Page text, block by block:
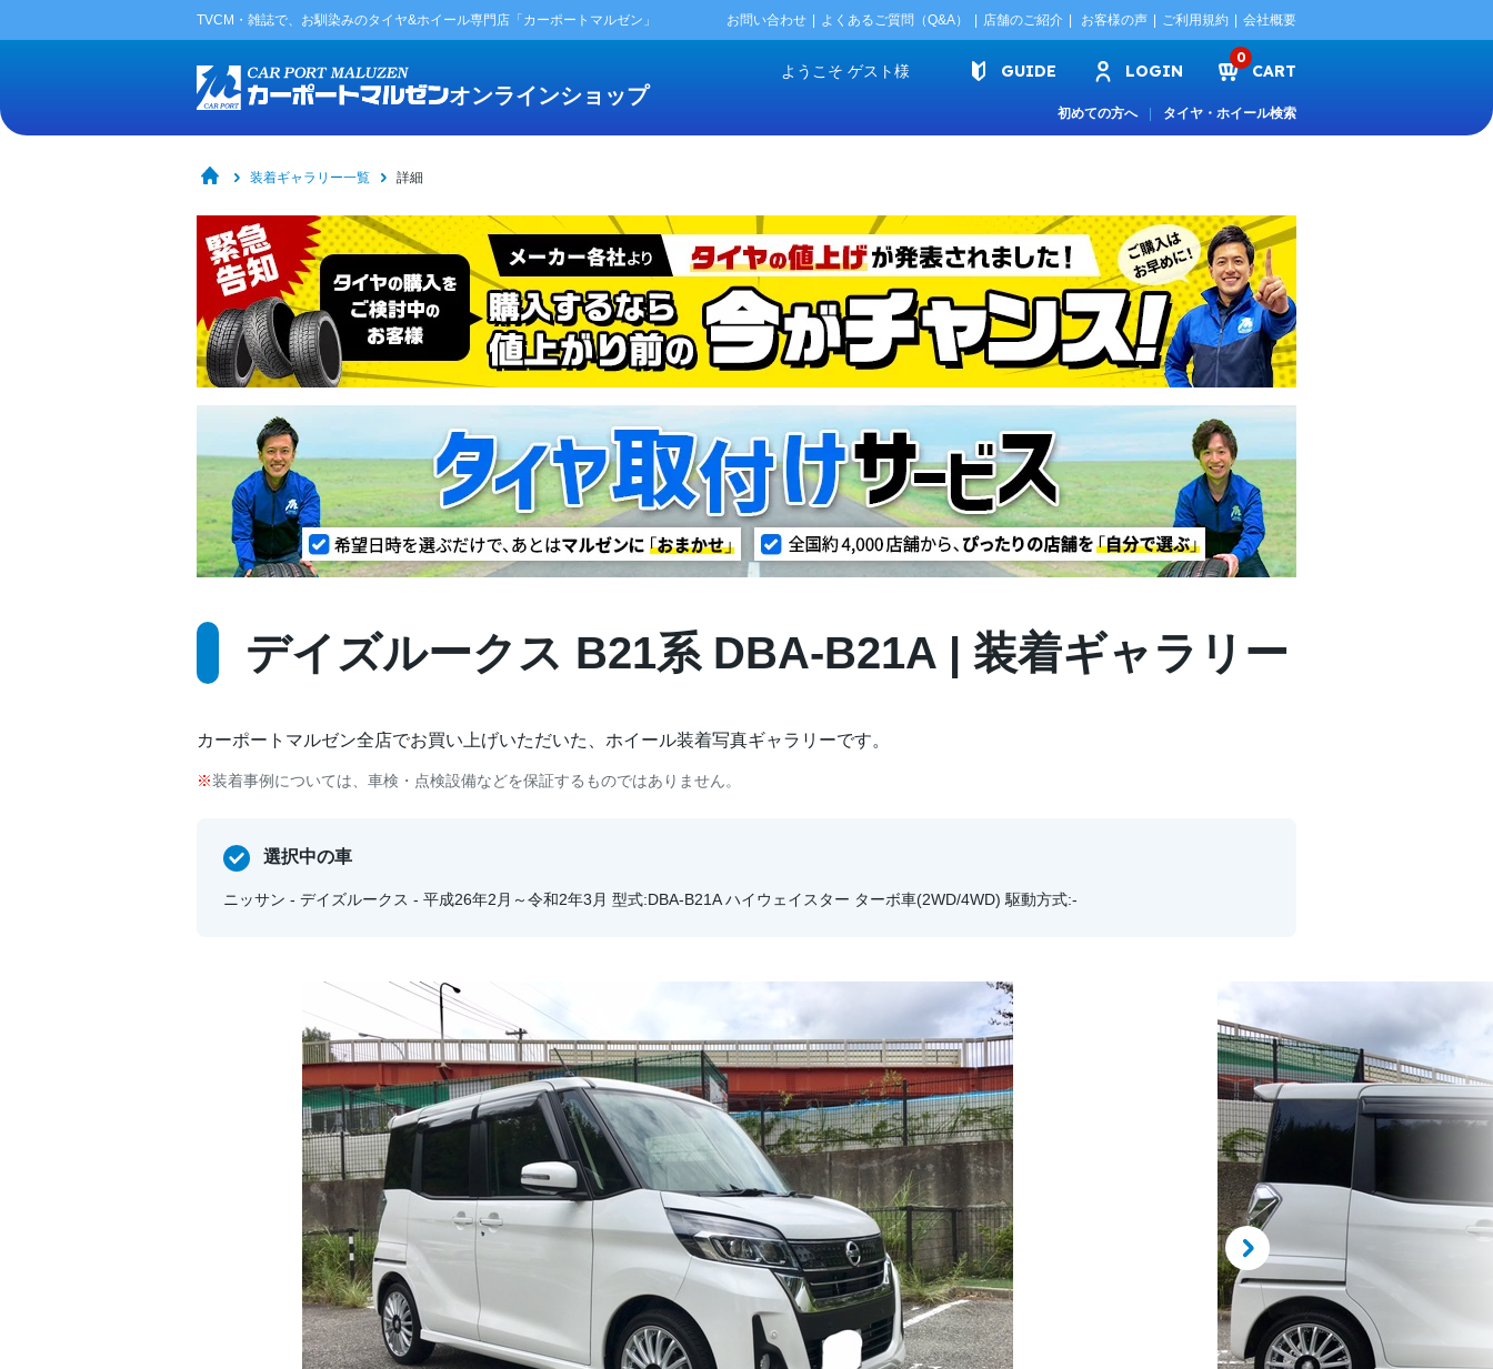
TVCM・雑誌で、お馴染みのタイヤ&ホイール専門店「カーポートマルゼン」 お問い合わせ よくあるご質問（Q&A） 店舗のご紹介 お客様の声 ご利用規約 会社概要
オンラインショップ
ようこそ ゲスト様 GUIDE LOGIN
0
CART
初めての方へ タイヤ・ホイール検索
装着ギャラリー一覧 詳細
デイズルークス B21系 DBA-B21A | 装着ギャラリー
カーポートマルゼン全店でお買い上げいただいた、ホイール装着写真ギャラリーです。
装着事例については、車検・点検設備などを保証するものではありません。
選択中の車
ニッサン - デイズルークス - 平成26年2月～令和2年3月 型式:DBA-B21A ハイウェイスター ターボ車(2WD/4WD) 駆動方式:-